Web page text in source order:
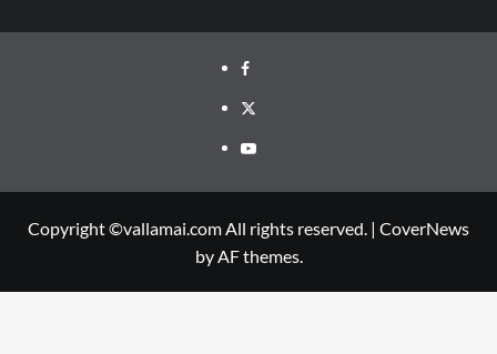
Facebook
Twitter
Youtube
Copyright ©vallamai.com All rights reserved. | CoverNews
by AF themes.